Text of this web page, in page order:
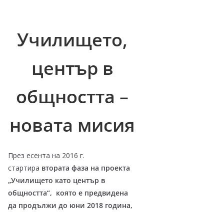
Училището,
център в
общността –
новата мисия
През есента на 2016 г.
стартира втората фаза на проекта
„Училището като център в
общността“, която е предвидена
да продължи до юни 2018 година,